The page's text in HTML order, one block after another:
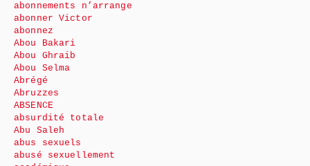
abonnements n’arrange
abonner Victor
abonnez
Abou Bakari
Abou Ghraib
Abou Selma
Abrégé
Abruzzes
ABSENCE
absurdité totale
Abu Saleh
abus sexuels
abusé sexuellement